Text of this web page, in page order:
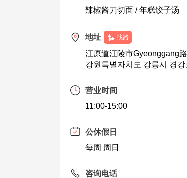
辣椒酱刀切面 / 年糕饺子汤
地址 找路
江原道江陵市Gyeonggang
강원특별자치도 강릉시 경
营业时间
11:00-15:00
公休假日
每周 周日
咨询电话